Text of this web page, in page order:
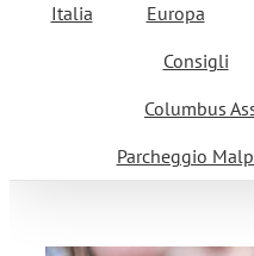
Italia Europa
Consigli
Columbus
Parcheggio